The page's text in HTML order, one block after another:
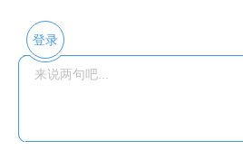
登录